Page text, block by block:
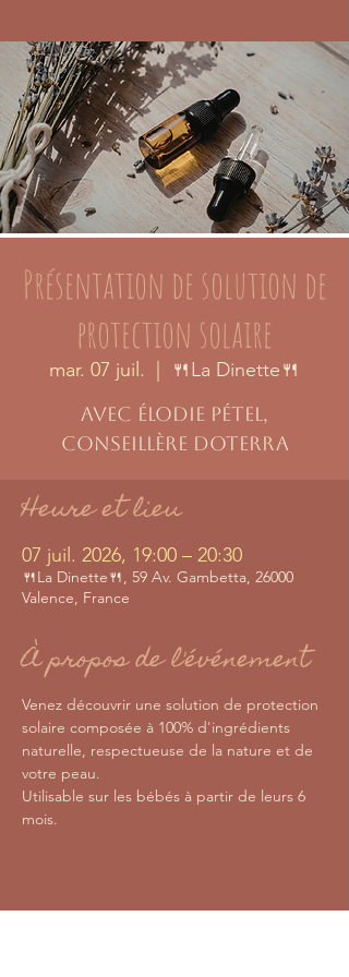
Présentation de solution de
protection solaire
mar. 07 juil. 🍴La Dinette🍴
avec Élodie Pétel,
conseillère DoTerra
Heure et lieu
07 juil. 2026, 19:00 – 20:30
🍴La Dinette🍴, 59 Av. Gambetta, 26000
Valence, France
À propos de l'événement
Venez découvrir une solution de protection
solaire composée à 100% d'ingrédients
naturelle, respectueuse de la nature et de
votre peau.
Utilisable sur les bébés à partir de leurs 6
mois.